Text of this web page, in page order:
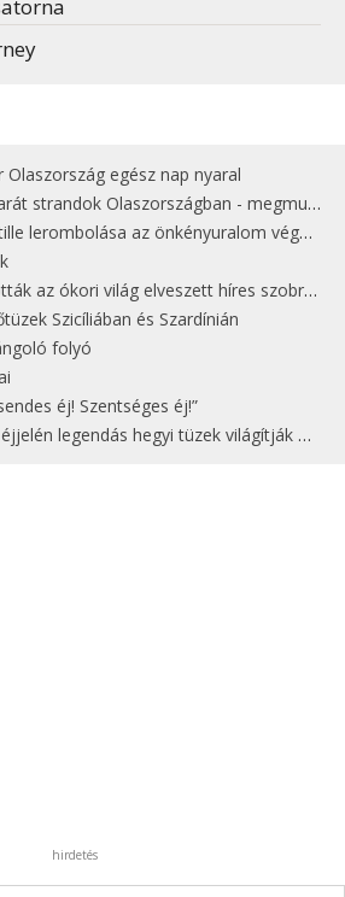
egész nap nyaral
Olaszországban - megmutatjuk a 15 legjobbat
az önkényuralom végét jelentette
ókori világ elveszett híres szobrának másolatát
Szicíliában és Szardínián
folyó
éj! Szentséges éj!”
legendás hegyi tüzek világítják meg Zugspitzét
hirdetés